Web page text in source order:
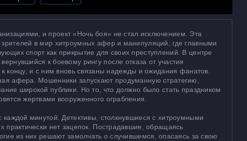
и проект «Ночь боя» не стал исключением. Эта
в мир хитроумных афер и манипуляций, где главными
спорт как прикрытие для своих преступлений. В центре
к боевому рингу после отказа от участия
концу, и с ним вновь связаны надежды и ожидания фанатов.
афера. Мошенники запускают продуманную стратегию,
широкой публики. Но то, что должно было стать праздником
жертвами вооруженного ограбления.
каждой минутой. Детективы, столкнувшиеся с хитроумными
практически нет зацепок. Пострадавшие, обращаясь
из них решают замолчать о случившемся, опасаясь за свою